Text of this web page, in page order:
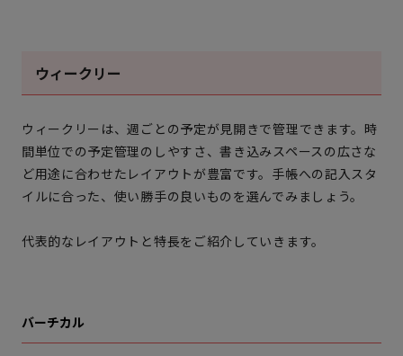
ウィークリー
ウィークリーは、週ごとの予定が見開きで管理できます。時
間単位での予定管理のしやすさ、書き込みスペースの広さな
ど用途に合わせたレイアウトが豊富です。手帳への記入スタ
イルに合った、使い勝手の良いものを選んでみましょう。
代表的なレイアウトと特長をご紹介していきます。
バーチカル